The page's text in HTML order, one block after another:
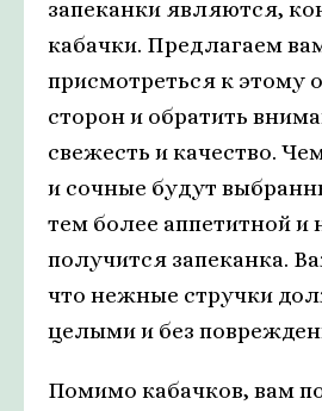
запеканки являются,
кабачки. Предлагаем
присмотреться к этому
сторон и обратить
свежесть и качество.
и сочные будут
тем более аппетитной
получится запеканка.
что нежные стручки
целыми и без
Помимо кабачков, вам